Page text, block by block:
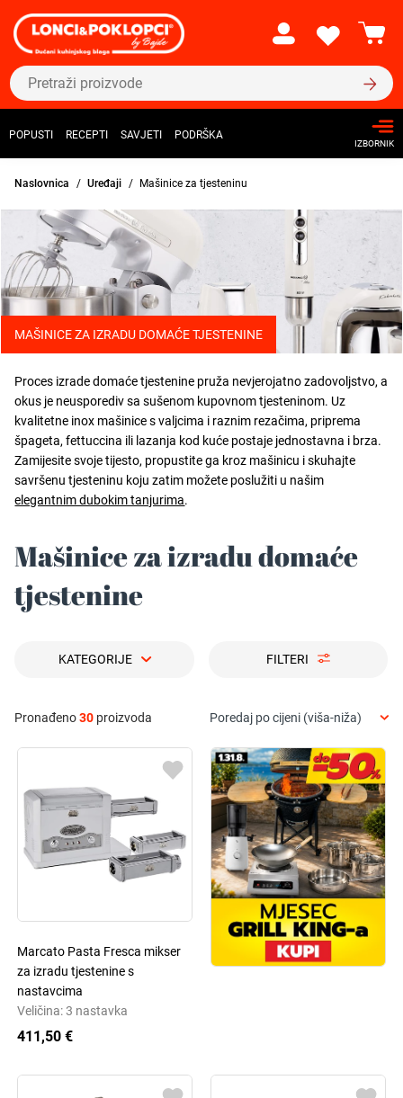
POPUSTI RECEPTI SAVJETI PODRŠKA
IZBORNIK
Naslovnica Uređaji Mašinice za tjesteninu
MAŠINICE ZA IZRADU DOMAĆE TJESTENINE
Proces izrade domaće tjestenine pruža nevjerojatno zadovoljstvo, a
okus je neusporediv sa sušenom kupovnom tjesteninom. Uz
kvalitetne inox mašinice s valjcima i raznim rezačima, priprema
špageta, fettuccina ili lazanja kod kuće postaje jednostavna i brza.
Zamijesite svoje tijesto, propustite ga kroz mašinicu i skuhajte
savršenu tjesteninu koju zatim možete poslužiti u našim
elegantnim dubokim tanjurima.
Mašinice za izradu domaće
tjestenine
KATEGORIJE FILTERI
Pronađeno30 proizvoda Poredaj po cijeni (viša-niža)
Marcato Pasta Fresca mikser
za izradu tjestenine s
nastavcima
Veličina: 3 nastavka
411,50 €